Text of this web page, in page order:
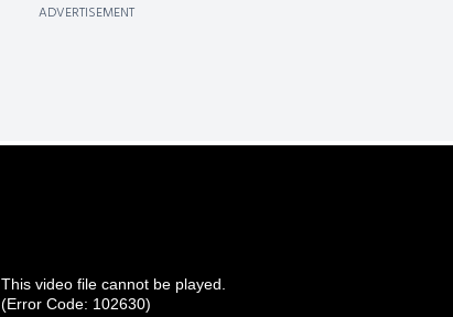
ADVERTISEMENT
This video file cannot be played.
(Error Code: 102630)